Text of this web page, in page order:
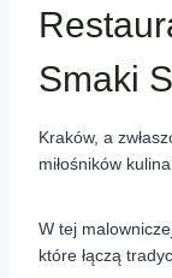
Smaki
Kraków, a
miłośników
W tej
które łączą